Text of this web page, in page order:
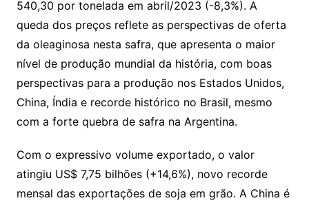
540,30 por tonelada em abril/2023 (-8,3%). A
queda dos preços reflete as perspectivas de oferta
da oleaginosa nesta safra, que apresenta o maior
nível de produção mundial da história, com boas
perspectivas para a produção nos Estados Unidos,
China, Índia e recorde histórico no Brasil, mesmo
com a forte quebra de safra na Argentina.
Com o expressivo volume exportado, o valor
atingiu US$ 7,75 bilhões (+14,6%), novo recorde
mensal das exportações de soja em grão. A China é